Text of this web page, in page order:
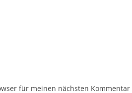
für meinen nächsten Kommentar